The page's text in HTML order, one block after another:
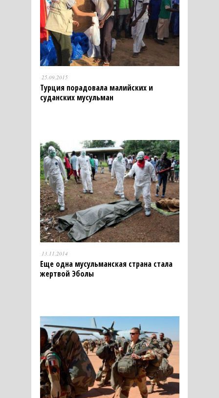
25.09.2015
Турция порадовала малийских и
суданских мусульман
13.11.2014
Еще одна мусульманская страна стала
жертвой Эболы